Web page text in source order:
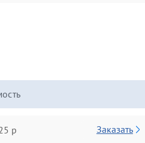
р Заказать